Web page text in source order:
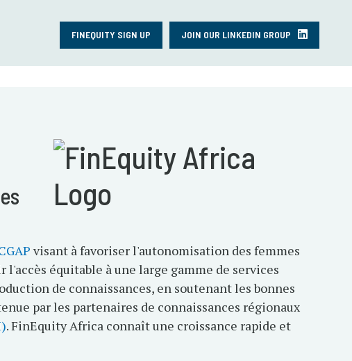
FINEQUITY SIGN UP JOIN OUR LINKEDIN GROUP
visant à favoriser l'autonomisation des femmes
équitable à une large gamme de services
de connaissances, en soutenant les bonnes
par les partenaires de connaissances régionaux
. FinEquity Africa connaît une croissance rapide et